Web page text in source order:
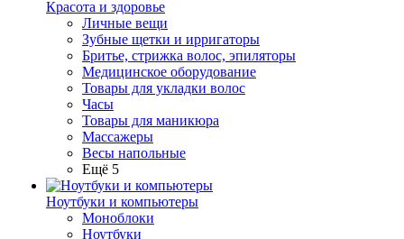
Красота и здоровье
Личные вещи
Зубные щетки и ирригаторы
Бритье, стрижка волос, эпиляторы
Медицинское оборудование
Товары для укладки волос
Часы
Товары для маникюра
Массажеры
Весы напольные
Ещё 5
Ноутбуки и компьютеры
Моноблоки
Ноутбуки